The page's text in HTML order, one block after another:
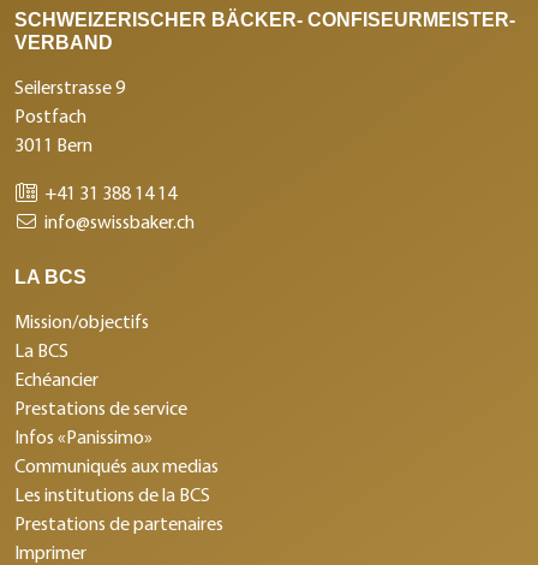
SCHWEIZERISCHER BÄCKER- CONFISEURMEISTER-
VERBAND
Seilerstrasse 9
Postfach
3011 Bern
+41 31 388 14 14
info@swissbaker.ch
LA BCS
Mission/objectifs
La BCS
Echéancier
Prestations de service
Infos «Panissimo»
Communiqués aux medias
Les institutions de la BCS
Prestations de partenaires
Imprimer